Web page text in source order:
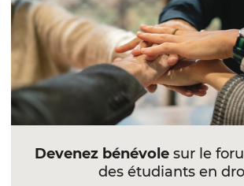
Devenez bénévolesur le
des étudiants en